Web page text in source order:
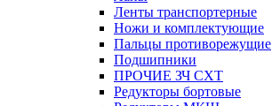
Ленты транспортерные
Ножи и комплектующие
Пальцы противорежущие
Подшипники
ПРОЧИЕ ЗЧ СХТ
Редукторы бортовые